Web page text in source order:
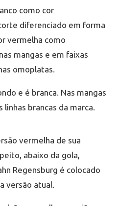
como cor
diferenciado em forma
vermelha como
mangas e em faixas
omoplatas.
e é branca. Nas mangas
linhas brancas da marca.
vermelha de sua
abaixo da gola,
Regensburg é colocado
versão atual.